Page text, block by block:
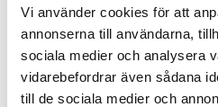
Vi använder cookies för att
annonserna till användarna,
sociala medier och analysera
vidarebefordrar även sådana
till de sociala medier och
Polisregionen
att rättas till”